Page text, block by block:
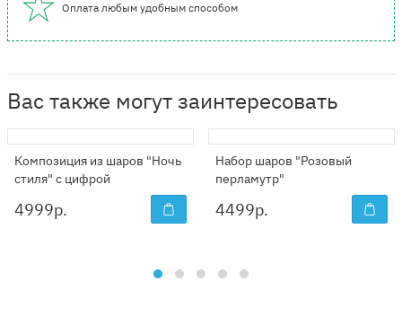
Оплата любым удобным способом
Вас также могут заинтересовать
Композиция из шаров "Ночь
стиля" с цифрой
4999р.
Набор шаров "Розовый
перламутр"
4499р.